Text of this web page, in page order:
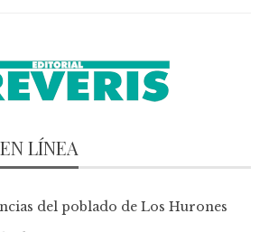
LÍNEA
del poblado de Los Hurones